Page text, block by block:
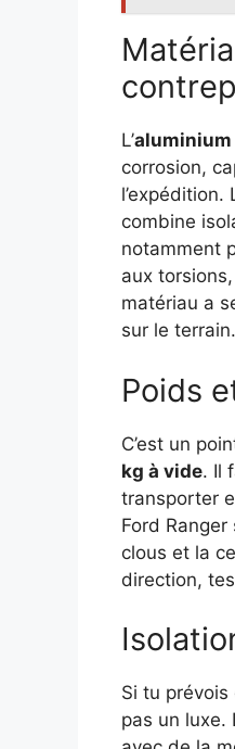
L’aluminium
corrosion,
l’expédition.
combine
notamment
aux
matériau a
sur le terrain.
Poids
C’est un
kg à vide. Il
transporter
Ford
clous et la
direction,
Si tu prévois
pas un luxe.